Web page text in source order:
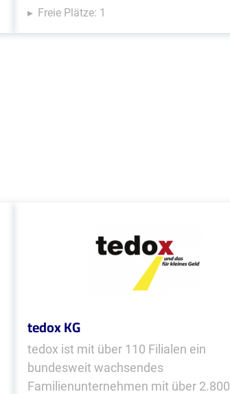
Freie Plätze: 1
tedox KG
tedox ist mit über 110 Filialen ein
bundesweit wachsendes
Familienunternehmen mit über 2.800